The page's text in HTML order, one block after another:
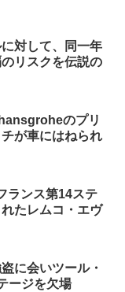
対して、同一年
リスクを伝説の
のプリ
が車にはねられ
ランス第14ステ
たレムコ・エヴ
に会いツール・
ージを欠場